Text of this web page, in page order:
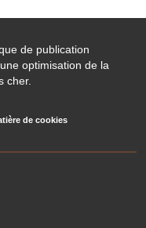
de publication
optimisation de la
cher.
de cookies